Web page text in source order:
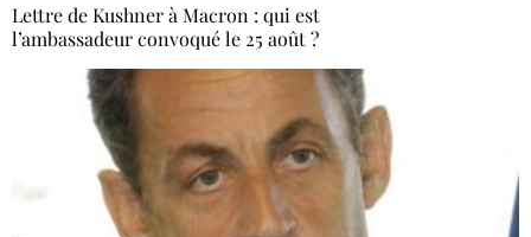
Lettre de Kushner à Macron : qui est
l’ambassadeur convoqué le 25 août ?